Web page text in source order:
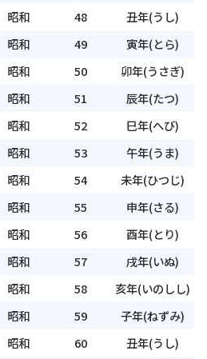
昭和 48 丑年(うし)
昭和 49 寅年(とら)
昭和 50 卯年(うさぎ)
昭和 51 辰年(たつ)
昭和 52 巳年(へび)
昭和 53 午年(うま)
昭和 54 未年(ひつじ)
昭和 55 申年(さる)
昭和 56 酉年(とり)
昭和 57 戌年(いぬ)
昭和 58 亥年(いのしし)
昭和 59 子年(ねずみ)
昭和 60 丑年(うし)